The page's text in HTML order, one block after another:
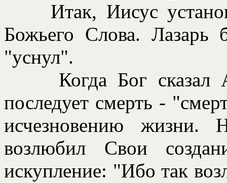
Итак, Иисус
Божьего Слова.
"уснул".
Когда Бог сказал
последует смерть -
исчезновению жизни.
возлюбил Свои
искупление: "Ибо так